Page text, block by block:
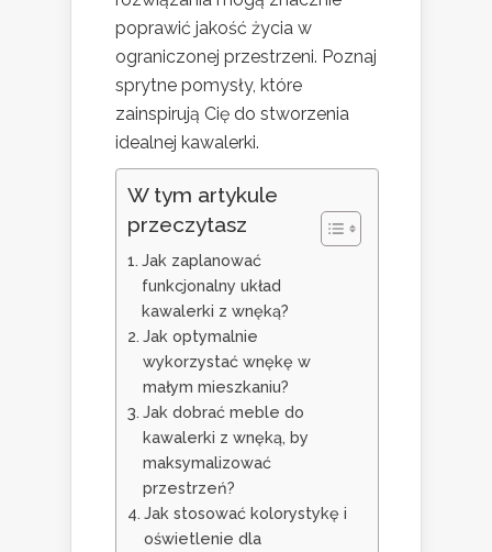
poprawić jakość życia w
ograniczonej przestrzeni. Poznaj
sprytne pomysły, które
zainspirują Cię do stworzenia
idealnej kawalerki.
W tym artykule
przeczytasz
Jak zaplanować
funkcjonalny układ
kawalerki z wnęką?
Jak optymalnie
wykorzystać wnękę w
małym mieszkaniu?
Jak dobrać meble do
kawalerki z wnęką, by
maksymalizować
przestrzeń?
Jak stosować kolorystykę i
oświetlenie dla